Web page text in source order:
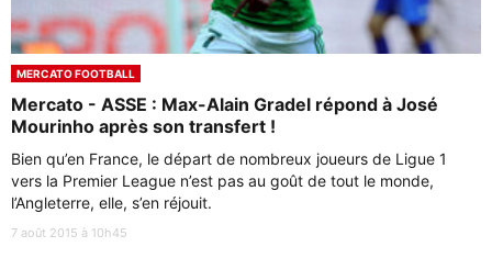
MERCATO FOOTBALL
Mercato - ASSE : Max-Alain Gradel répond à José
Mourinho après son transfert !
Bien qu’en France, le départ de nombreux joueurs de Ligue 1
vers la Premier League n’est pas au goût de tout le monde,
l’Angleterre, elle, s’en réjouit.
7 août 2015 à 10h45